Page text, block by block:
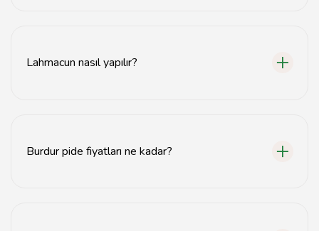
Lahmacun nasıl yapılır?
Burdur pide fiyatları ne kadar?